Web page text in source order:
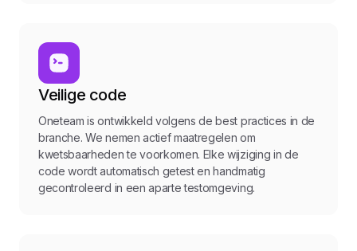
Veilige code
Oneteam is ontwikkeld volgens de best practices in de
branche. We nemen actief maatregelen om
kwetsbaarheden te voorkomen. Elke wijziging in de
code wordt automatisch getest en handmatig
gecontroleerd in een aparte testomgeving.